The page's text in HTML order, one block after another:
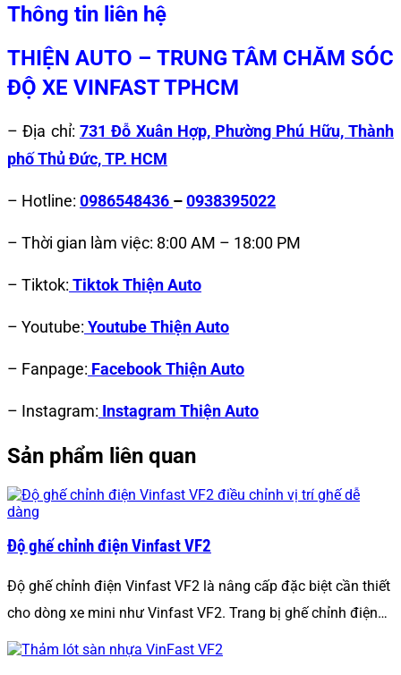
Thông tin liên hệ
THIỆN AUTO – TRUNG TÂM CHĂM SÓC
ĐỘ XE VINFAST TPHCM
– Địa chỉ: 731 Đỗ Xuân Hợp, Phường Phú Hữu, Thành
phố Thủ Đức, TP. HCM
– Hotline: 0986548436 –0938395022
– Thời gian làm việc: 8:00 AM – 18:00 PM
– Tiktok: Tiktok Thiện Auto
– Youtube: Youtube Thiện Auto
– Fanpage: Facebook Thiện Auto
– Instagram: Instagram Thiện Auto
Sản phẩm liên quan
Độ ghế chỉnh điện Vinfast VF2
Độ ghế chỉnh điện Vinfast VF2 là nâng cấp đặc biệt cần thiết
cho dòng xe mini như Vinfast VF2. Trang bị ghế chỉnh điện…